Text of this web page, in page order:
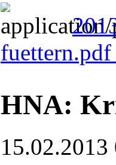
HNA:
15.02.2013